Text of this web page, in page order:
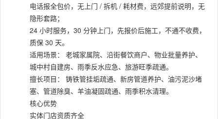
电话报全包价，无上门 / 拆机 / 耗材费，远郊提前说明，无
隐形套路；
24 小时服务，30 分钟上门，先报价后施工，不通不收费，
质保 30 天。
适用场景： 老城家属院、沿街餐饮商户、物业批量养护、
城中村自建房、雨季反水应急、旅游旺季疏通。
擅长项目： 铸铁管挂垢疏通、新房管道养护、油污泥沙堵
塞、管道除臭、羊油凝固疏通、雨季积水清理。
核心优势
实体门店资质齐全